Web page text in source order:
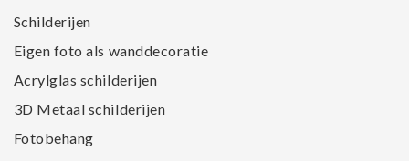
Schilderijen
Eigen foto als wanddecoratie
Acrylglas schilderijen
3D Metaal schilderijen
Fotobehang